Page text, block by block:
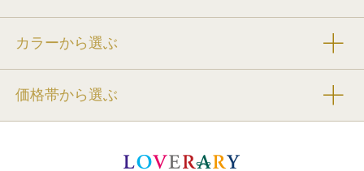
カラーから選ぶ
価格帯から選ぶ